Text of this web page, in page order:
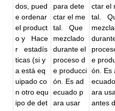
dos, pued
e ordenar
el product
o y
Hace
r
estadís
ticas (si y
a está eq
uipado co
n otro equ
ipo de det
para dete
ctar el me
tal.
Que
mezclado
durante el
proceso d
e producci
ón. Es ad
ecuado p
ara usar
ctar el
tal.
e
ón. Es
ara
antes